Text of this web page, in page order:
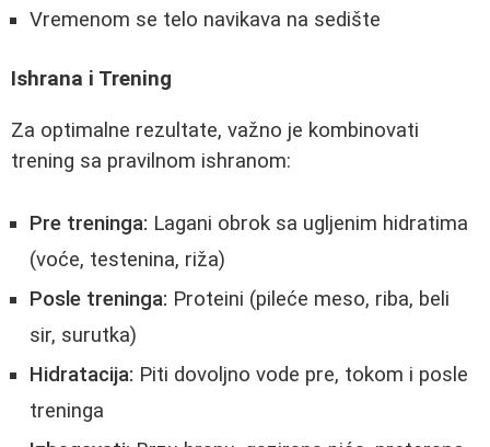
Vremenom se telo navikava na sedište
Ishrana i Trening
Za optimalne rezultate, važno je kombinovati
trening sa pravilnom ishranom:
Pre treninga: Lagani obrok sa ugljenim hidratima
(voće, testenina, riža)
Posle treninga: Proteini (pileće meso, riba, beli
sir, surutka)
Hidratacija: Piti dovoljno vode pre, tokom i posle
treninga